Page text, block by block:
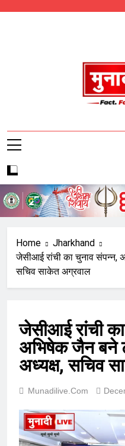
Munadi
Home
Jharkhand
जेसीआई रांची का चुनाव संपन्न,
सचिव साकेत अग्रवाल
जेसीआई रांची
अभिषेक जैन बने
अध्यक्ष, सचिव
Munadilive.com